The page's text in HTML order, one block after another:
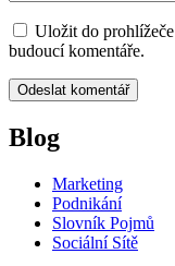
Uložit do
budoucí komentáře.
Blog
Marketing
Podnikání
Slovník Pojmů
Sociální Sítě